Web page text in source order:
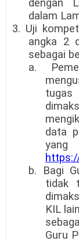
dengan
dalam
3. Uji
angka 2
sebagai
a.
data
b. Bagi
tidak
KIL
Guru